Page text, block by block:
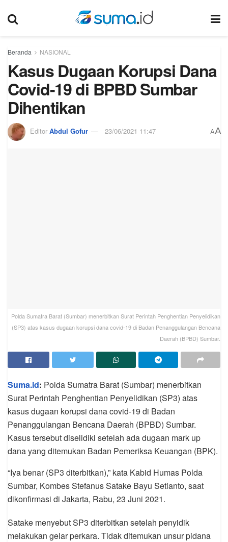
Beranda NASIONAL
Kasus Dugaan Korupsi Dana
Covid-19 di BPBD Sumbar
Dihentikan
Editor Abdul Gofur 23/06/2021 11:47 AA
Polda Sumatra Barat (Sumbar) menerbitkan Surat Perintah Penghentian Penyelidikan
(SP3) atas kasus dugaan korupsi dana covid-19 di Badan Penanggulangan Bencana
Daerah (BPBD) Sumbar.
Suma.id: Polda Sumatra Barat (Sumbar) menerbitkan
Surat Perintah Penghentian Penyelidikan (SP3) atas
kasus dugaan korupsi dana covid-19 di Badan
Penanggulangan Bencana Daerah (BPBD) Sumbar.
Kasus tersebut diselidiki setelah ada dugaan mark up
dana yang ditemukan Badan Pemeriksa Keuangan (BPK).
“Iya benar (SP3 diterbitkan),” kata Kabid Humas Polda
Sumbar, Kombes Stefanus Satake Bayu Setianto, saat
dikonfirmasi di Jakarta, Rabu, 23 Juni 2021.
Satake menyebut SP3 diterbitkan setelah penyidik
melakukan gelar perkara. Tidak ditemukan unsur pidana